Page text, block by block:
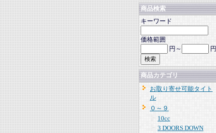
商品検索
キーワード
価格範囲
円～
円
商品カテゴリ
お取り寄せ可能タイト
ル
０～９
10cc
3 DOORS DOWN